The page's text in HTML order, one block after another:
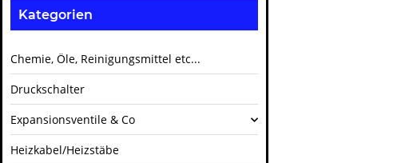
Kategorien
Chemie, Öle, Reinigungsmittel etc...
Druckschalter
Expansionsventile & Co
Heizkabel/Heizstäbe